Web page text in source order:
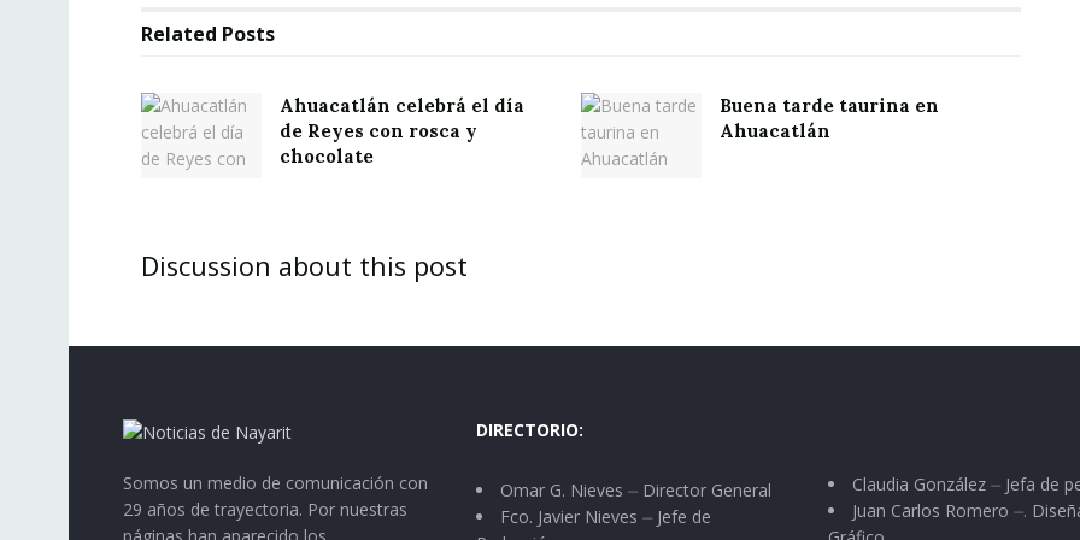
Related Posts
Ahuacatlán celebrá el día
de Reyes con rosca y
chocolate
Buena tarde taurina en
Ahuacatlán
Discussion about this post
Somos un medio de comunicación con
29 años de trayectoria. Por nuestras
DIRECTORIO:
Omar G. Nieves ⏤ Director General
Fco. Javier Nieves ⏤ Jefe de
Claudia González ⏤ Jefa de
Juan Carlos Romero ⏤.